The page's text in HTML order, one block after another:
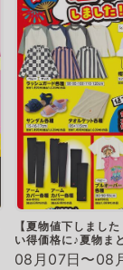
【夏物値下しまし
い得価格に♪夏物ま
08月07日〜08